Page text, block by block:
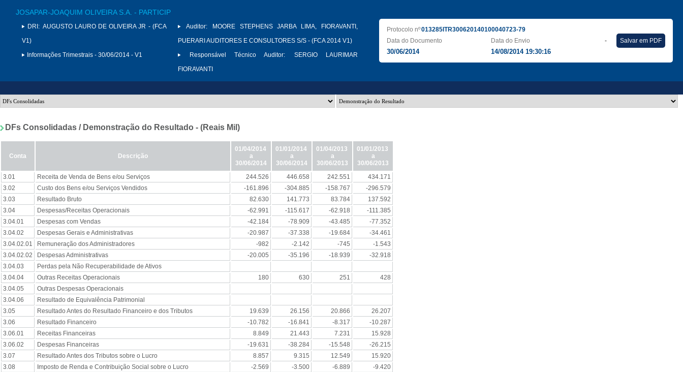
JOSAPAR-JOAQUIM OLIVEIRA S.A. - PARTICIP
DRI: AUGUSTO LAURO DE OLIVEIRA JR - (FCA
V1)
Informações Trimestrais - 30/06/2014 - V1
Auditor:
MOORE STEPHENS JARBA LIMA, FIORAVANTI,
PUERARI AUDITORES E CONSULTORES S/S - (FCA 2014 V1)
Responsável Técnico Auditor:
SERGIO LAURIMAR
FIORAVANTI
Protocolo nº013285ITR300620140100040723-79
Data do Documento
30/06/2014
Data do Envio
14/08/2014 19:30:16
- Salvar em PDF